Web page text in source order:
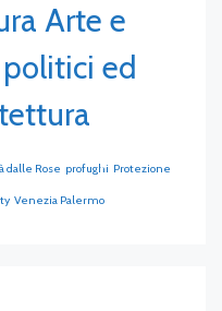
Arte e
ed
dalle Rose profughi Protezione
Venezia Palermo